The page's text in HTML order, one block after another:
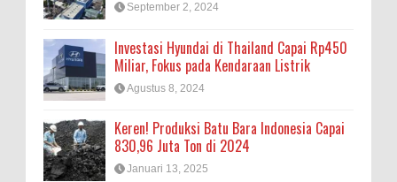
September 2, 2024
Investasi Hyundai di Thailand Capai Rp450
Miliar, Fokus pada Kendaraan Listrik
Agustus 8, 2024
Keren! Produksi Batu Bara Indonesia Capai
830,96 Juta Ton di 2024
Januari 13, 2025